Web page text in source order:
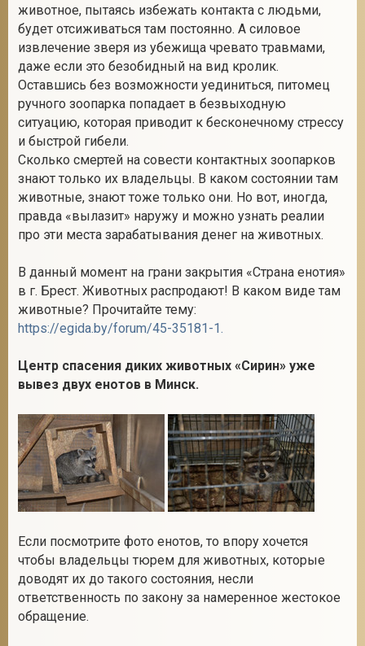
животное, пытаясь избежать контакта с людьми,
будет отсиживаться там постоянно. А силовое
извлечение зверя из убежища чревато травмами,
даже если это безобидный на вид кролик.
Оставшись без возможности уединиться, питомец
ручного зоопарка попадает в безвыходную
ситуацию, которая приводит к бесконечному стрессу
и быстрой гибели.
Сколько смертей на совести контактных зоопарков
знают только их владельцы. В каком состоянии там
животные, знают тоже только они. Но вот, иногда,
правда «вылазит» наружу и можно узнать реалии
про эти места зарабатывания денег на животных.
В данный момент на грани закрытия «Страна енотия»
в г. Брест. Животных распродают! В каком виде там
животные? Прочитайте тему:
https://egida.by/forum/45-35181-1.
Центр спасения диких животных «Сирин» уже
вывез двух енотов в Минск.
Если посмотрите фото енотов, то впору хочется
чтобы владельцы тюрем для животных, которые
доводят их до такого состояния, несли
ответственность по закону за намеренное жестокое
обращение.